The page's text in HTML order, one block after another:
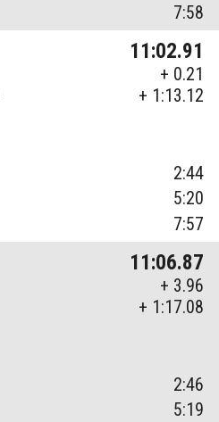
7:58
11:02.91
+ 0.21
+ 1:13.12
2:44
5:20
7:57
11:06.87
+ 3.96
+ 1:17.08
2:46
5:19